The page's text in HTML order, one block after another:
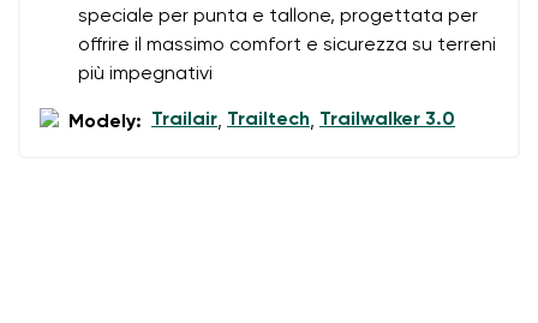
speciale per punta e tallone, progettata per
offrire il massimo comfort e sicurezza su terreni
più impegnativi
Modely: Trailair, Trailtech, Trailwalker 3.0